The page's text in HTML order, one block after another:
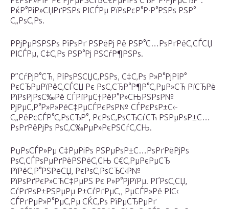
РќР°РіР»СЏРґРЅРѕ РІСЃРµ РїРѕРєР°Р·Р°РЅРѕ РЅР°
С„РѕС‚Рѕ.
РРјРµРЅРЅРѕ РїРѕРґ РЅРёРј Рё РЅР°С…РѕРґРёС‚СЃСЏ
РІСЃРµ, С‡С‚Рѕ РЅР°Рј РЅСѓР¶РЅРѕ.
Р”СѓРјР°СЋ, РїРѕРЅСЏС‚РЅРѕ, С‡С‚Рѕ Р»Р°РјРїР°
РєСЂРµРїРёС‚СЃСЏ Рє РѕС‚СЂР°Р¶Р°С‚РµР»СЋ РїСЂРё
РїРѕРјРѕС‰Рё СЃРїРµС†РёР°Р»СЊРЅРѕР№
РјРµС‚Р°Р»Р»РёС‡РµСЃРєРѕР№ СЃРєРѕР±С‹-
С„РёРєСЃР°С‚РѕСЂР°, РєРѕС‚РѕСЂСѓСЋ РЅРµРѕР±С…
РѕРґРёРјРѕ РѕС‚С‰РµР»РєРЅСѓС‚СЊ.
РџРѕСЃР»Рµ С‡РµРіРѕ РЅРµРѕР±С…РѕРґРёРјРѕ
РѕС‚СЃРѕРµРґРёРЅРёС‚СЊ С€С‚РµРєРµСЂ
РїРёС‚Р°РЅРёСЏ, РєРѕС‚РѕСЂС‹Р№
РїРѕРґРєР»СЋС‡РµРЅ Рє Р»Р°РјРїРµ. РҐРѕС‚СЏ,
СѓРґРѕР±РЅРµРµ Р±СѓРґРµС‚, РµСЃР»Рё РІС‹
СЃРґРµР»Р°РµС‚Рµ СЌС‚Рѕ РїРµСЂРµРґ